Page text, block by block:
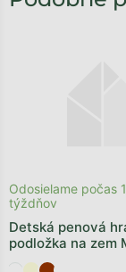
Detská penová
podložka na zem
Odosielame počas
týždňov